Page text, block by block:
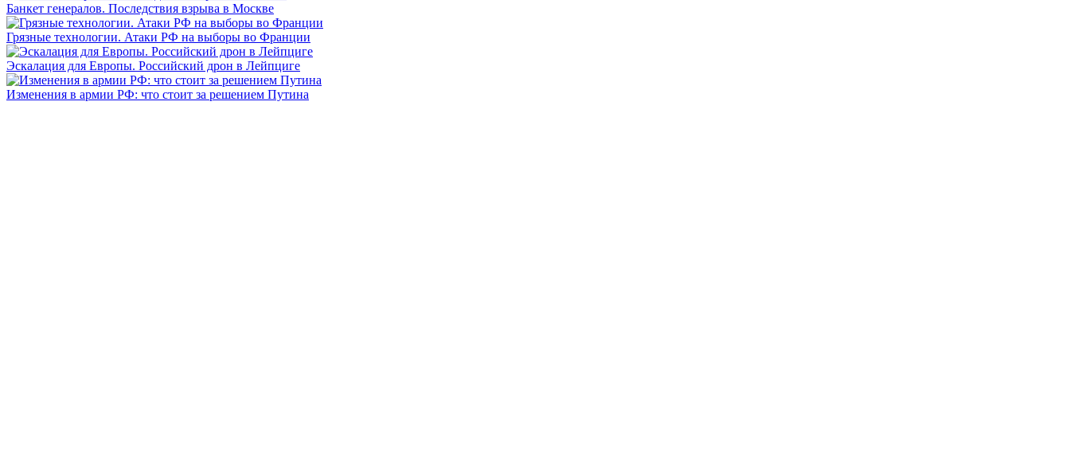
Банкет генералов. Последствия взрыва в Москве
Грязные технологии. Атаки РФ на выборы во Франции
Эскалация для Европы. Российский дрон в Лейпциге
Изменения в армии РФ: что стоит за решением Путина